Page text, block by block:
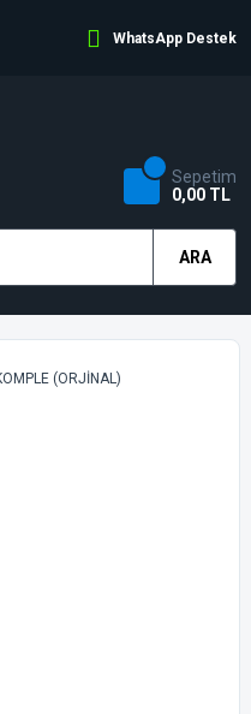
WhatsApp Destek
ARA
Sepetim
0,00 TL